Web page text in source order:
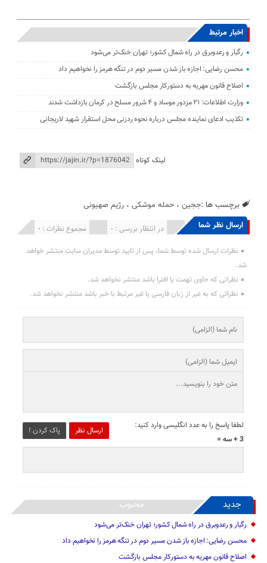
اخبار مرتبط
رگبار و رعدوبرق در راه شمال کشور؛ تهران خنک‌تر می‌شود
محسن رضایی: اجازه باز شدن مسیر دوم در تنگه هرمز را نخواهیم داد
اصلاح قانون مهریه به دستورکار مجلس بازگشت
وزارت اطلاعات: ۲۱ مزدور موساد و ۴ شرور مسلح در کرمان بازداشت شدند
تکذیب ادعای نماینده مجلس درباره نحوه ردزنی محل استقرار شهید لاریجانی
لینک کوتاه
برچسب ها :ججین ،حمله موشکی ،رژیم صهیونی
ارسال نظر شما مجموع نظرات : 0 در انتظار بررسی : 0 انتشار یافته : 0
نظرات ارسال شده توسط شما، پس از تایید توسط مدیران سایت منتشر خواهد
شد.
نظراتی که حاوی تهمت یا افترا باشد منتشر نخواهد شد.
نظراتی که به غیر از زبان فارسی یا غیر مرتبط با خبر باشد منتشر نخواهد شد.
ارسال نظر پاک کردن !
لطفا پاسخ را به عدد انگلیسی وارد کنید:
3 + سه =
جدید محبوب
رگبار و رعدوبرق در راه شمال کشور؛ تهران خنک‌تر می‌شود
محسن رضایی: اجازه باز شدن مسیر دوم در تنگه هرمز را نخواهیم داد
اصلاح قانون مهریه به دستورکار مجلس بازگشت